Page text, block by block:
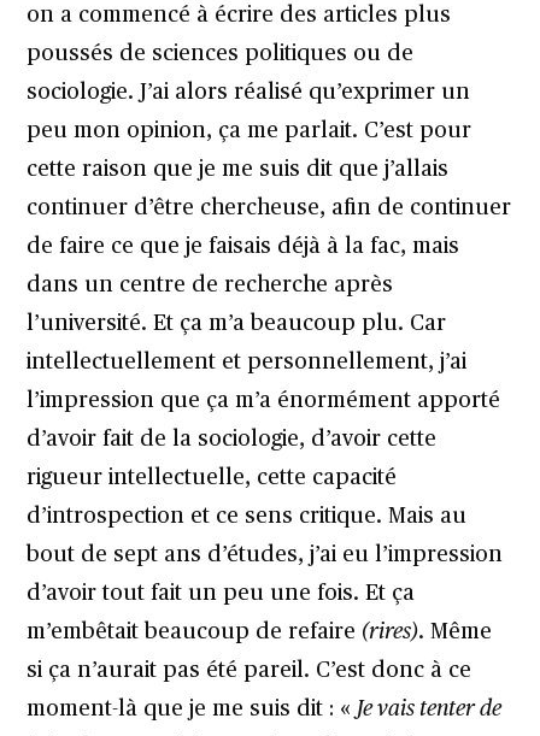
on a commencé à écrire des articles plus
poussés de sciences politiques ou de
sociologie. J’ai alors réalisé qu’exprimer un
peu mon opinion, ça me parlait. C’est pour
cette raison que je me suis dit que j’allais
continuer d’être chercheuse, afin de continuer
de faire ce que je faisais déjà à la fac, mais
dans un centre de recherche après
l’université. Et ça m’a beaucoup plu. Car
intellectuellement et personnellement, j’ai
l’impression que ça m’a énormément apporté
d’avoir fait de la sociologie, d’avoir cette
rigueur intellectuelle, cette capacité
d’introspection et ce sens critique. Mais au
bout de sept ans d’études, j’ai eu l’impression
d’avoir tout fait un peu une fois. Et ça
m’embêtait beaucoup de refaire (rires). Même
si ça n’aurait pas été pareil. C’est donc à ce
moment-là que je me suis dit : « Je vais tenter de